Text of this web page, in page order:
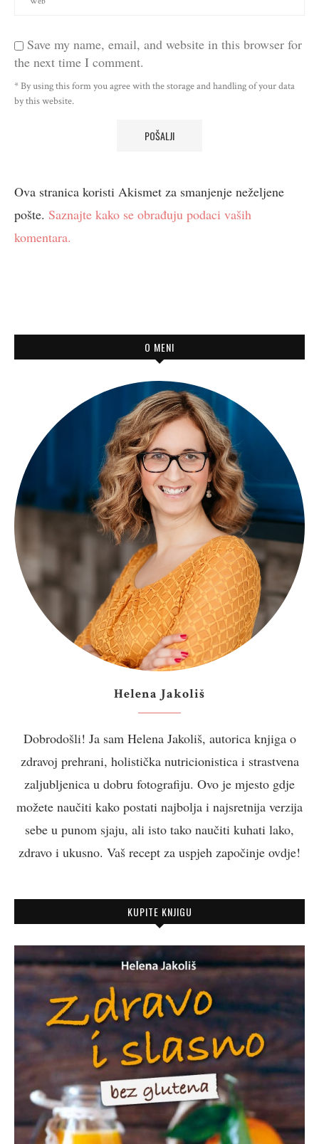
Save my name, email, and website in this browser for
the next time I comment.
* By using this form you agree with the storage and handling of your data
by this website.
Ova stranica koristi Akismet za smanjenje neželjene
pošte. Saznajte kako se obrađuju podaci vaših
komentara.
O MENI
Helena Jakoliš
Dobrodošli! Ja sam Helena Jakoliš, autorica knjiga o
zdravoj prehrani, holistička nutricionistica i strastvena
zaljubljenica u dobru fotografiju. Ovo je mjesto gdje
možete naučiti kako postati najbolja i najsretnija verzija
sebe u punom sjaju, ali isto tako naučiti kuhati lako,
zdravo i ukusno. Vaš recept za uspjeh započinje ovdje!
KUPITE KNJIGU